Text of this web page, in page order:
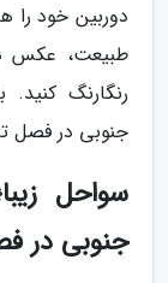
دوربین خود را
طبیعت، عکس
رنگارنگ
جنوبی در فصل
سواحل
جنوبی در